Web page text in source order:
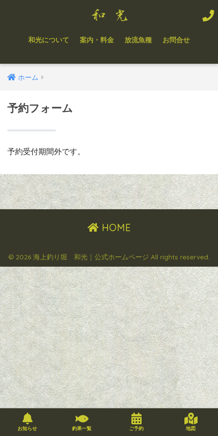
和光について 案内・料金 放流魚種 お問合せ
ホーム
予約フォーム
予約受付期間外です。
HOME
© 2026 海上釣り堀 和光｜公式ホームページ All rights reserved.
お知らせ 釣果一覧 ご予約 地図